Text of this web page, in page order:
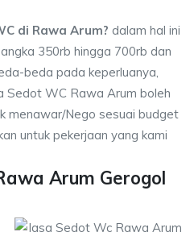
di Rawa Arum? dalam hal ini
350rb hingga 700rb dan
beda pada keperluanya,
Sedot WC Rawa Arum boleh
menawar/Nego sesuai budget
untuk pekerjaan yang kami
Arum Gerogol